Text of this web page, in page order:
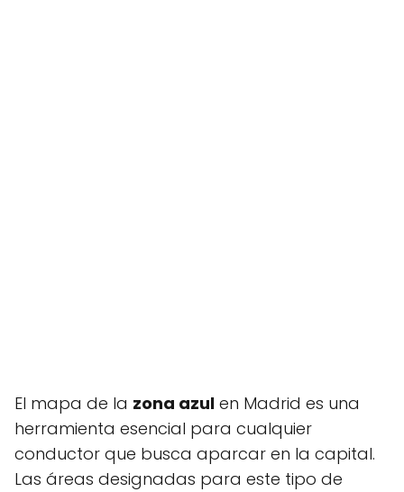
El mapa de la zona azul en Madrid es una
herramienta esencial para cualquier
conductor que busca aparcar en la capital.
Las áreas designadas para este tipo de